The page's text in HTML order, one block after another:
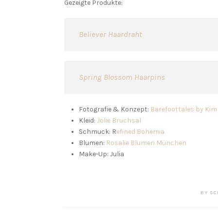
Gezeigte Produkte:
Believer Haardraht
Spring Blossom Haarpins
Fotografie & Konzept: Barefoottales by Kim
Kleid: Jolie Bruchsal
Schmuck: Refined Bohemia
Blumen: Rosalie Blumen München
Make-Up: Julia
BY